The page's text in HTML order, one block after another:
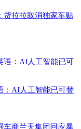
货拉拉取消独家车贴
：AI人工智能已可替